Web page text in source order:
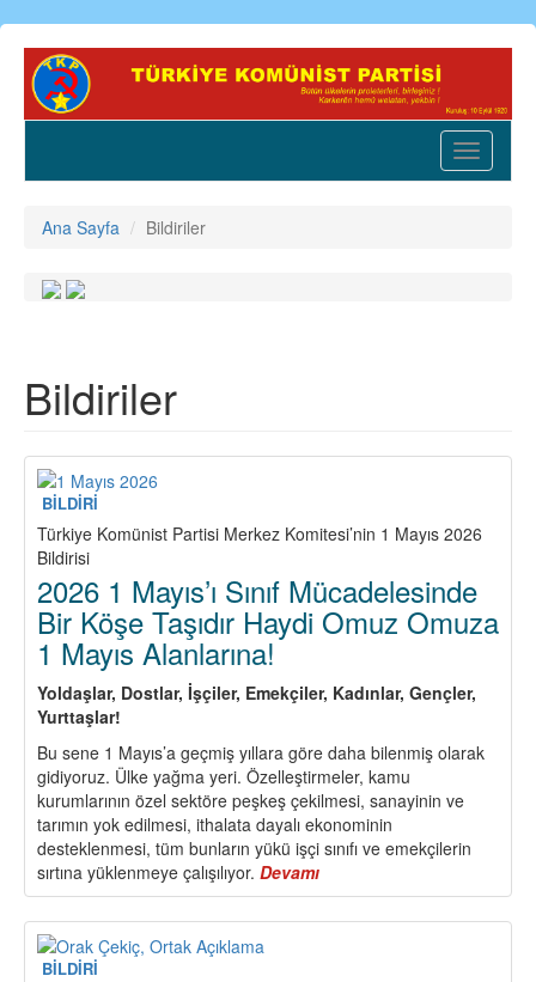
Ana
içeriğe
Toggle
Ana Sayfa Bildiriler
Bildiriler
BİLDİRİ
Türkiye Komünist Partisi Merkez Komitesi’nin 1 Mayıs 2026
Bildirisi
2026 1 Mayıs’ı Sınıf Mücadelesinde
Bir Köşe Taşıdır Haydi Omuz Omuza
1 Mayıs Alanlarına!
Yoldaşlar, Dostlar, İşçiler, Emekçiler, Kadınlar, Gençler,
Yurttaşlar!
Bu sene 1 Mayıs’a geçmiş yıllara göre daha bilenmiş olarak
gidiyoruz. Ülke yağma yeri. Özelleştirmeler, kamu
kurumlarının özel sektöre peşkeş çekilmesi, sanayinin ve
tarımın yok edilmesi, ithalata dayalı ekonominin
desteklenmesi, tüm bunların yükü işçi sınıfı ve emekçilerin
sırtına yüklenmeye çalışılıyor. Devamı
2026
1
BİLDİRİ